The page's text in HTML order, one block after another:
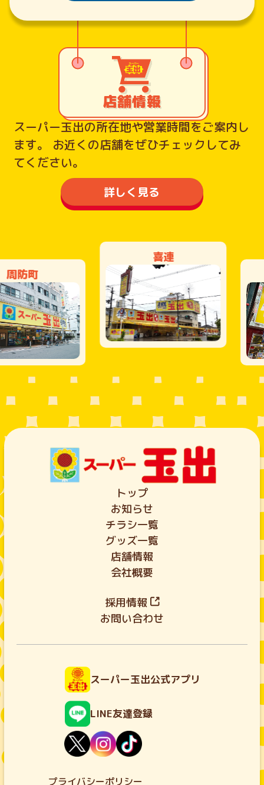
店舗情報
スーパー玉出の所在地や営業時間をご案内し
ます。
お近くの店舗をぜひチェックしてみ
てください。
詳しく見る
町
トップ
お知らせ
チラシ一覧
グッズ一覧
店舗情報
会社概要
採用情報
お問い合わせ
スーパー玉出公式アプリ
LINE友達登録
プライバシーポリシー